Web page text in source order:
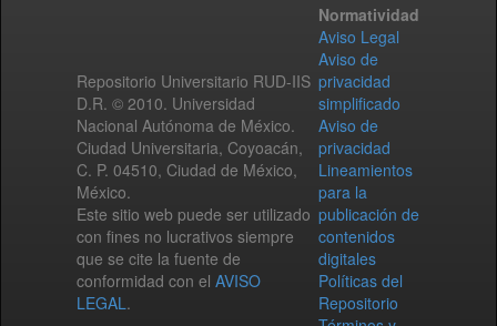
Repositorio Universitario RUD-IIS
D.R. © 2010. Universidad
Nacional Autónoma de México.
Ciudad Universitaria, Coyoacán,
C. P. 04510, Ciudad de México,
México.
Este sitio web puede ser utilizado
con fines no lucrativos siempre
que se cite la fuente de
conformidad con el AVISO
LEGAL.
Normatividad
Aviso Legal
Aviso de
privacidad
simplificado
Aviso de
privacidad
Lineamientos
para la
publicación de
contenidos
digitales
Políticas del
Repositorio